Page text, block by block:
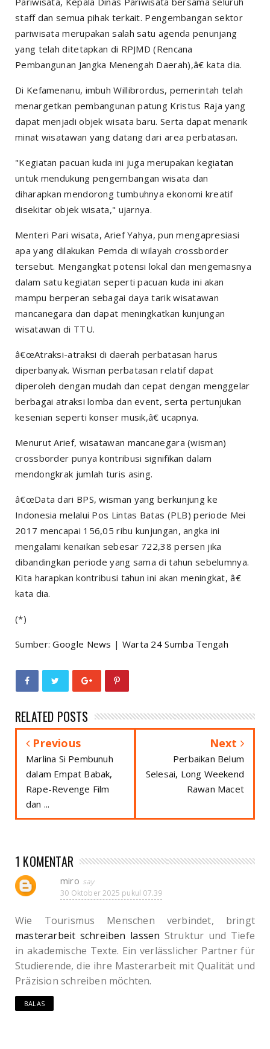
staff dan semua pihak terkait. Pengembangan sektor
pariwisata merupakan salah satu agenda penunjang
yang telah ditetapkan di RPJMD (Rencana
Pembangunan Jangka Menengah Daerah),â€ kata dia.
Di Kefamenanu, imbuh Willibrordus, pemerintah telah
menargetkan pembangunan patung Kristus Raja yang
dapat menjadi objek wisata baru. Serta dapat menarik
minat wisatawan yang datang dari area perbatasan.
"Kegiatan pacuan kuda ini juga merupakan kegiatan
untuk mendukung pengembangan wisata dan
diharapkan mendorong tumbuhnya ekonomi kreatif
disekitar objek wisata," ujarnya.
Menteri Pari wisata, Arief Yahya, pun mengapresiasi
apa yang dilakukan Pemda di wilayah crossborder
tersebut. Mengangkat potensi lokal dan mengemasnya
dalam satu kegiatan seperti pacuan kuda ini akan
mampu berperan sebagai daya tarik wisatawan
mancanegara dan dapat meningkatkan kunjungan
wisatawan di TTU.
â€œAtraksi-atraksi di daerah perbatasan harus
diperbanyak. Wisman perbatasan relatif dapat
diperoleh dengan mudah dan cepat dengan menggelar
berbagai atraksi lomba danevent, serta pertunjukan
kesenian seperti konser musik,â€ ucapnya.
Menurut Arief, wisatawan mancanegara (wisman)
crossborder punya kontribusi signifikan dalam
mendongkrak jumlah turis asing.
â€œData dari BPS, wisman yang berkunjung ke
Indonesia melalui Pos Lintas Batas (PLB) periode Mei
2017 mencapai 156,05 ribu kunjungan, angka ini
mengalami kenaikan sebesar 722,38 persen jika
dibandingkan periode yang sama di tahun sebelumnya.
Kita harapkan kontribusi tahun ini akan meningkat, â€
kata dia.
(*)
Sumber:Google News | Warta 24 Sumba Tengah
RELATED POSTS
Previous
Marlina Si Pembunuh
dalam Empat Babak,
Rape-Revenge Film
dan ...
Next
Perbaikan Belum
Selesai, Long Weekend
Rawan Macet
1 KOMENTAR
miro
30 Oktober 2025 pukul 07.39
Wie Tourismus Menschen verbindet, bringt
masterarbeit schreiben lassen Struktur und Tiefe
in akademische Texte. Ein verlässlicher Partner für
Studierende, die ihre Masterarbeit mit Qualität und
Präzision schreiben möchten.
BALAS